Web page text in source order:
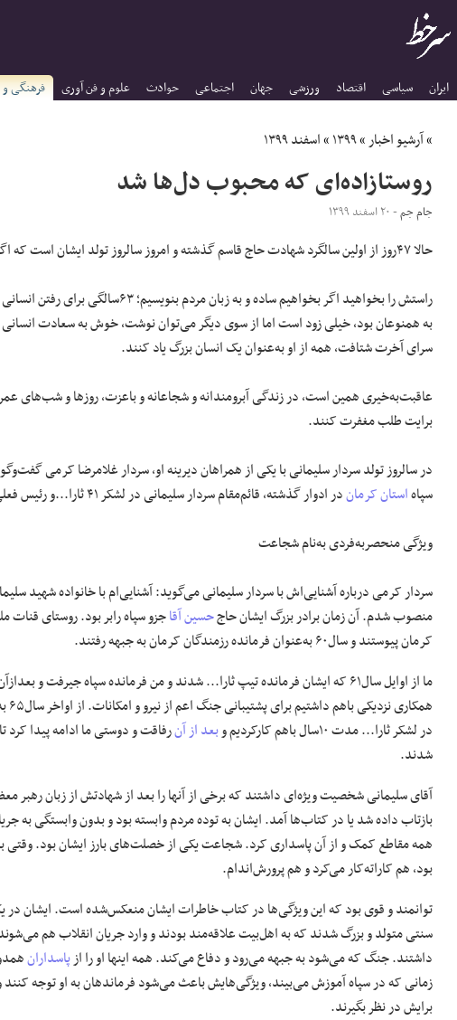
ایران سیاسی اقتصاد ورزشی جهان اجتماعی حوادث علوم و فن آوری فرهنگی
»آرشیو اخبار»۱۳۹۹»اسفند ۱۳۹۹
روستازاده‌ای که محبوب دل‌ها شد
جام جم- ۲۰ اسفند ۱۳۹۹
حالا ۴۷روز از اولین سالگرد شهادت حاج قاسم گذشته و امروز سالروز تولد ایشان است که اگر بودند ۶۴ساله می‌شدند.
راستش را بخواهید اگر بخواهیم ساده و به زبان مردم بنویسیم؛ ۶۳سالگی برای رفتن انسانی که کلی اهداف بزرگ در سر داشت و
به همنوعان بود، خیلی زود است اما از سوی دیگر می‌توان نوشت، خوش به سعادت انسانی
سرای آخرت شتافت، همه از او به‌عنوان یک انسان بزرگ یاد کنند.
عاقبت‌به‌خیری همین است، در زندگی آبرومندانه و شجاعانه و باعزت، روزها و شب‌های
برایت طلب مغفرت کنند.
در سالروز تولد سردار سلیمانی با یکی از همراهان دیرینه او، سردار غلامرضا کرمی
سپاهاستان کرماندر ادوار گذشته، قائم‌مقام سردار سلیمانی در لشکر ۴۱ ثارا...و رئیس فعلی مرکز پژوهش و نشر آثار ستاد
ویژگی منحصربه‌فردی به‌نام شجاعت
منصوب شدم. آن زمان برادر بزرگ ایشان حاجحسین آقاجزو سپاه رابر بود. روستای قنات
کرمان پیوستند و سال۶۰ به‌عنوان فرمانده رزمندگان کرمان به جبهه رفتند.
ما از اوایل سال۶۱ که ایشان فرمانده تیپ ثارا... شدند و من فرمانده سپاه جیرفت و
در لشکر ثارا... مدت ۱۰سال باهم کارکردیم و
بعد از آنرفاقت و دوستی ما ادامه پیدا کرد
شدند.
آقای سلیمانی شخصیت ویژه‌ای داشتند که برخی از آنها را بعد از شهادتش از زبان رهبر
بازتاب داده شد یا در کتاب‌ها آمد. ایشان به توده مردم وابسته بود و بدون وابستگی به
همه مقاطع کمک و از آن پاسداری کرد. شجاعت یکی از خصلت‌های بارز ایشان بود.
بود، هم کاراته‌کار می‌کرد و هم پرورش‌اندام.
توانمند و قوی بود که این ویژگی‌ها در کتاب خاطرات ایشان منعکس‌شده است. ایشان در
سنتی متولد و بزرگ شدند که به اهل‌بیت علاقه‌مند بودند و وارد جریان انقلاب هم
داشتند. جنگ که می‌شود به جبهه می‌رود و دفاع می‌کند. همه اینها او را ازپاسداران
زمانی که در سپاه آموزش می‌بیند، ویژگی‌هایش باعث می‌شود فرماندهان به او توجه
برایش در نظر بگیرند.